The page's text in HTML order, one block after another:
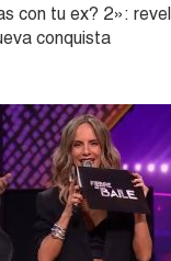
con tu ex? 2»:
conquista